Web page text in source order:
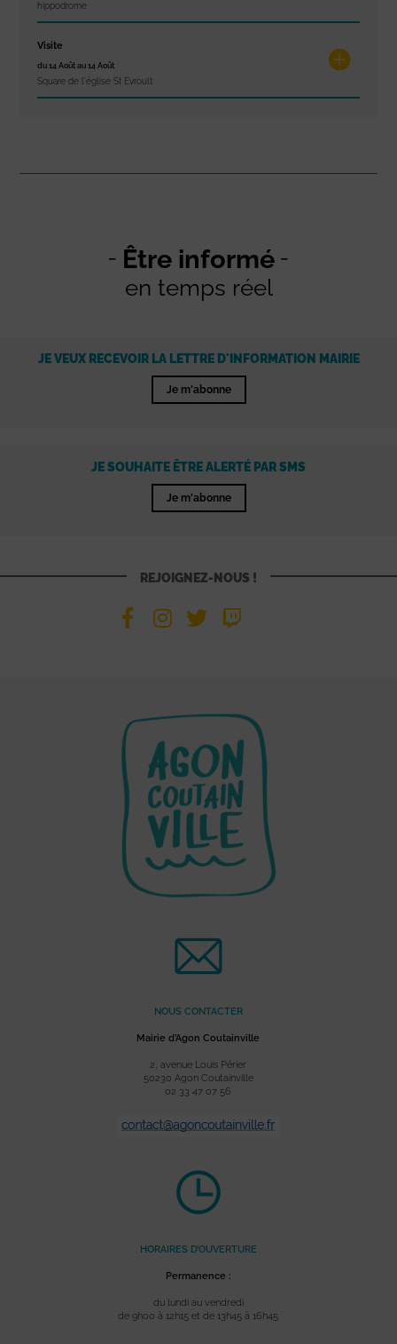
hippodrome
Visite
du 14 Août au 14 Août
Square de l'église St Evroult
Être informé
en temps réel
JE VEUX RECEVOIR LA LETTRE D'INFORMATION MAIRIE
Je m'abonne
JE SOUHAITE ÊTRE ALERTÉ PAR SMS
Je m'abonne
REJOIGNEZ-NOUS !
NOUS CONTACTER
Mairie d’Agon Coutainville
2, avenue Louis Périer
50230 Agon Coutainville
02 33 47 07 56
HORAIRES D’OUVERTURE
Permanence :
du lundi au vendredi
de 9h00 à 12h15 et de 13h45 à 16h45